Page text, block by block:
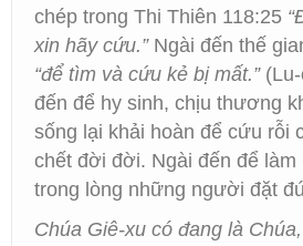
chép trong Thi Thiên 118:25
xin hãy cứu.”Ngài đến thế
“để tìm và cứu kẻ bị mất.”(Lu-
đến để hy sinh, chịu thương
sống lại khải hoàn để cứu rỗi
chết đời đời. Ngài đến để làm
trong lòng những người đặt
Chúa Giê-xu có đang là